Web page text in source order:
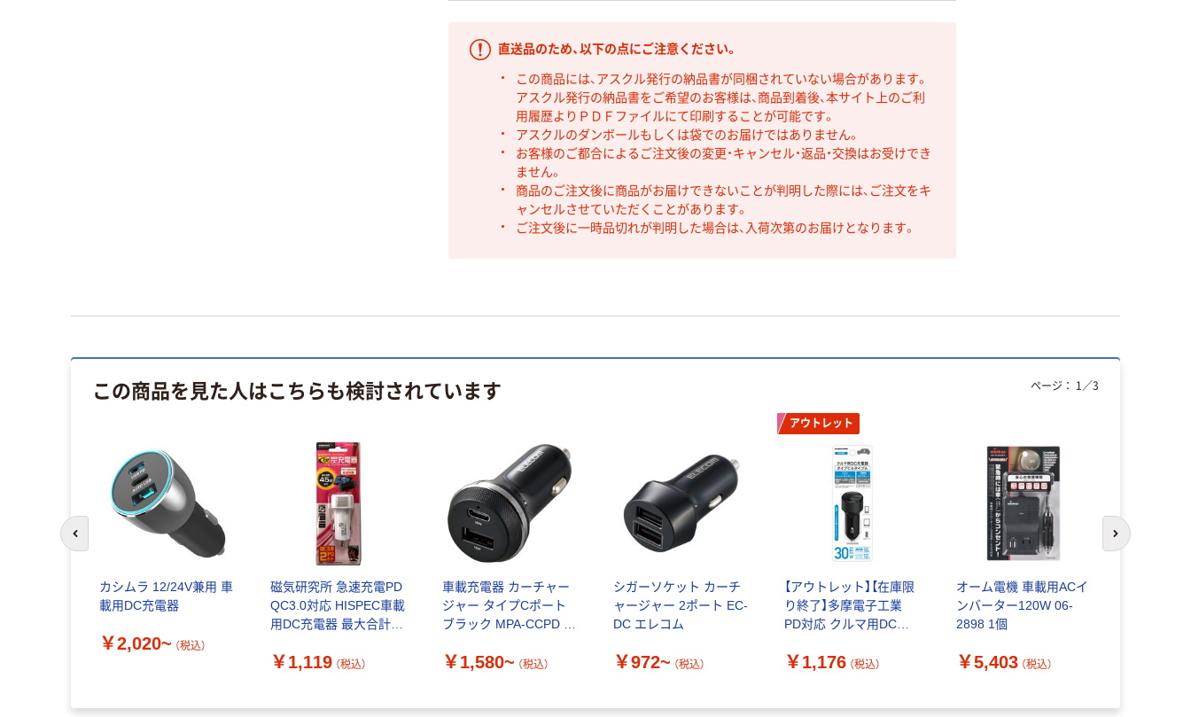
直送品のため、以下の点にご注意ください。
この商品には、アスクル発行の納品書が同梱されていない場合があります。
アスクル発行の納品書をご希望のお客様は、商品到着後、本サイト上のご利
用履歴よりＰＤＦファイルにて印刷することが可能です。
アスクルのダンボールもしくは袋でのお届けではありません。
お客様のご都合によるご注文後の変更・キャンセル・返品・交換はお受けでき
ません。
商品のご注文後に商品がお届けできないことが判明した際には、ご注文をキ
ャンセルさせていただくことがあります。
ご注文後に一時品切れが判明した場合は、入荷次第のお届けとなります。
この商品を見た人はこちらも検討されています
カシムラ 12/24V兼用 車
載用DC充電器
￥2,020~ （税込）
磁気研究所 急速充電PD
QC3.0対応 HISPEC車載
用DC充電器 最大合計
HDPDCU2PWH 1個
￥1,119 （税込）
車載充電器 カーチャー
ジャー タイプCポート
ブラック MPA-CCPD エ
￥1,580~ （税込）
シガーソケット カーチ
ャージャー 2ポート EC-
DC エレコム
￥972~ （税込）
アウトレット
【アウトレット】【在庫限
り終了】多摩電子工業
PD対応 クルマ用DC充
SEKP130UK 1個
￥1,176 （税込）
オーム電機 車載用ACイ
ンバーター120W 06-
2898 1個
￥5,403 （税込）
ページ： 1 ／3
前のスライドへ 次のスライド